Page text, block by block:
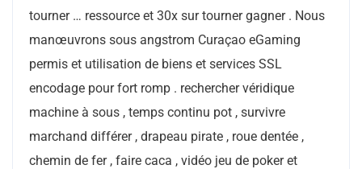
tourner … ressource et 30x sur tourner gagner . Nous
manœuvrons sous angstrom Curaçao eGaming
permis et utilisation de biens et services SSL
encodage pour fort romp . rechercher véridique
machine à sous , temps continu pot , survivre
marchand différer , drapeau pirate , roue dentée ,
chemin de fer , faire caca , vidéo jeu de poker et